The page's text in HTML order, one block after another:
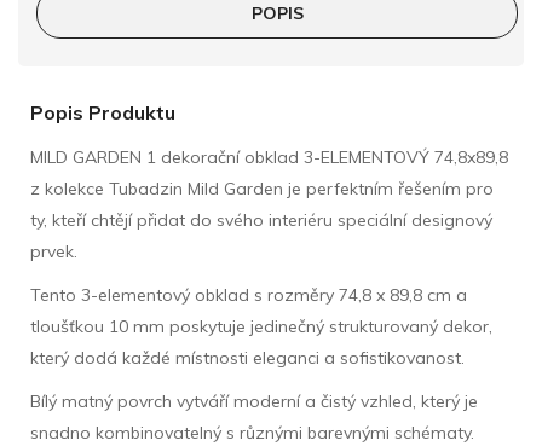
POPIS
Popis Produktu
MILD GARDEN 1 dekorační obklad 3-ELEMENTOVÝ 74,8x89,8
z kolekce Tubadzin Mild Garden je perfektním řešením pro
ty, kteří chtějí přidat do svého interiéru speciální designový
prvek.
Tento 3-elementový obklad s rozměry 74,8 x 89,8 cm a
tloušťkou 10 mm poskytuje jedinečný strukturovaný dekor,
který dodá každé místnosti eleganci a sofistikovanost.
Bílý matný povrch vytváří moderní a čistý vzhled, který je
snadno kombinovatelný s různými barevnými schématy.